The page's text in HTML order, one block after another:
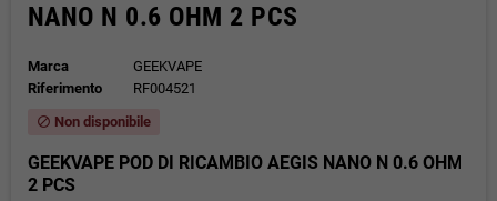
NANO N 0.6 OHM 2 PCS
Marca
GEEKVAPE
Riferimento
RF004521
block Non disponibile
GEEKVAPE POD DI RICAMBIO AEGIS NANO N 0.6 OHM
2 PCS